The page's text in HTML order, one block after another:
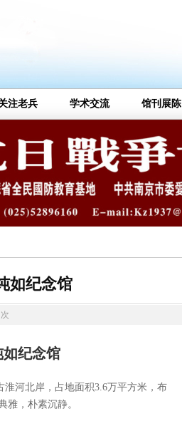
注老兵 学术交流 馆刊展陈
如纪念馆
次
纪念馆
河北岸，占地面积3.6万平方米，布
雅，朴素沉静。